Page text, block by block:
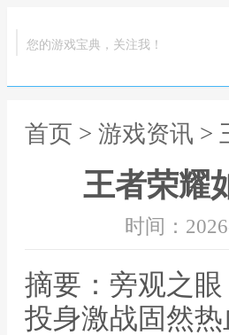
您的游戏宝典，关注我！
首页 > 游戏资讯 >
王者荣耀
时间：
摘要：旁观之
投身激战固然